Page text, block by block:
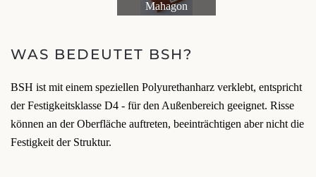
Mahagon
WAS BEDEUTET BSH?
BSH ist mit einem speziellen Polyurethanharz verklebt, entspricht
der Festigkeitsklasse D4 - für den Außenbereich geeignet. Risse
können an der Oberfläche auftreten, beeinträchtigen aber nicht die
Festigkeit der Struktur.